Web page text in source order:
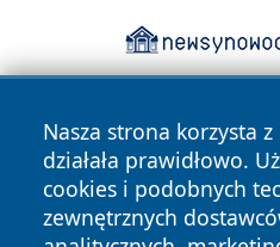
Nasza strona korzysta
działała prawidłowo.
cookies i podobnych
zewnętrznych